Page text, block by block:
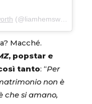
(@liamhemsworth) in data:
Macché.
, popstar e
tanto: “Per
non è
che si amano,